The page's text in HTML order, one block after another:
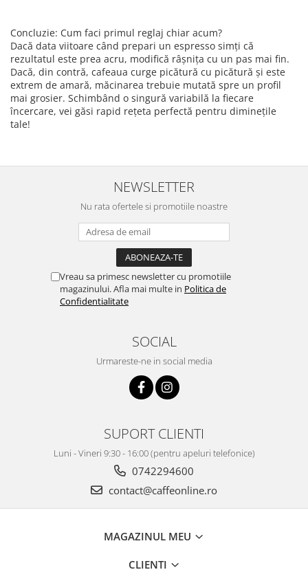
Concluzie: Cum faci primul reglaj chiar acum?
Dacă data viitoare când prepari un espresso simți că
rezultatul este prea acru, modifică râșnița cu un pas mai fin.
Dacă, din contră, cafeaua curge picătură cu picătură și este
extrem de amară, măcinarea trebuie mutată spre un profil
mai grosier. Schimbând o singură variabilă la fiecare
încercare, vei găsi rapid rețeta perfectă pentru diminețile
tale!
NEWSLETTER
Nu rata ofertele si promotiile noastre
Vreau sa primesc newsletter cu promotiile
magazinului. Afla mai multe in Politica de
Confidentialitate
SOCIAL
Urmareste-ne in social media
SUPORT CLIENTI
Luni - Vineri 9:30 - 16:00 (pentru apeluri telefonice)
0742294600
contact@caffeonline.ro
MAGAZINUL MEU
CLIENTI